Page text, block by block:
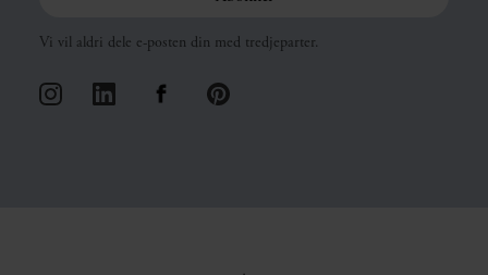
Vi vil aldri dele e-posten din med tredjeparter.